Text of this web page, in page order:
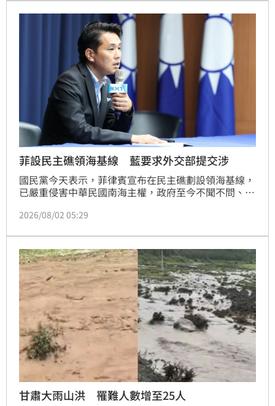
菲設民主礁領海基線 藍要求外交部提交涉
國民黨今天表示，菲律賓宣布在民主礁劃設領海基線，
已嚴重侵害中華民國南海主權，政府至今不聞不問、噤
表明中華民國主權立場，總統賴清德應立即召開國安會
2026/08/02 05:29
甘肅大雨山洪 罹難人數增至25人